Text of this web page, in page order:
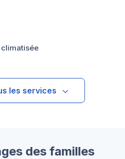
les services
des familles